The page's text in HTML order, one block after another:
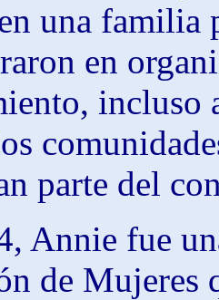
una familia
en
incluso
parte del
Annie fue
de Mujeres